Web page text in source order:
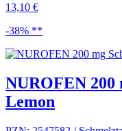
13,10 €
-38% **
NUROFEN 200
Lemon